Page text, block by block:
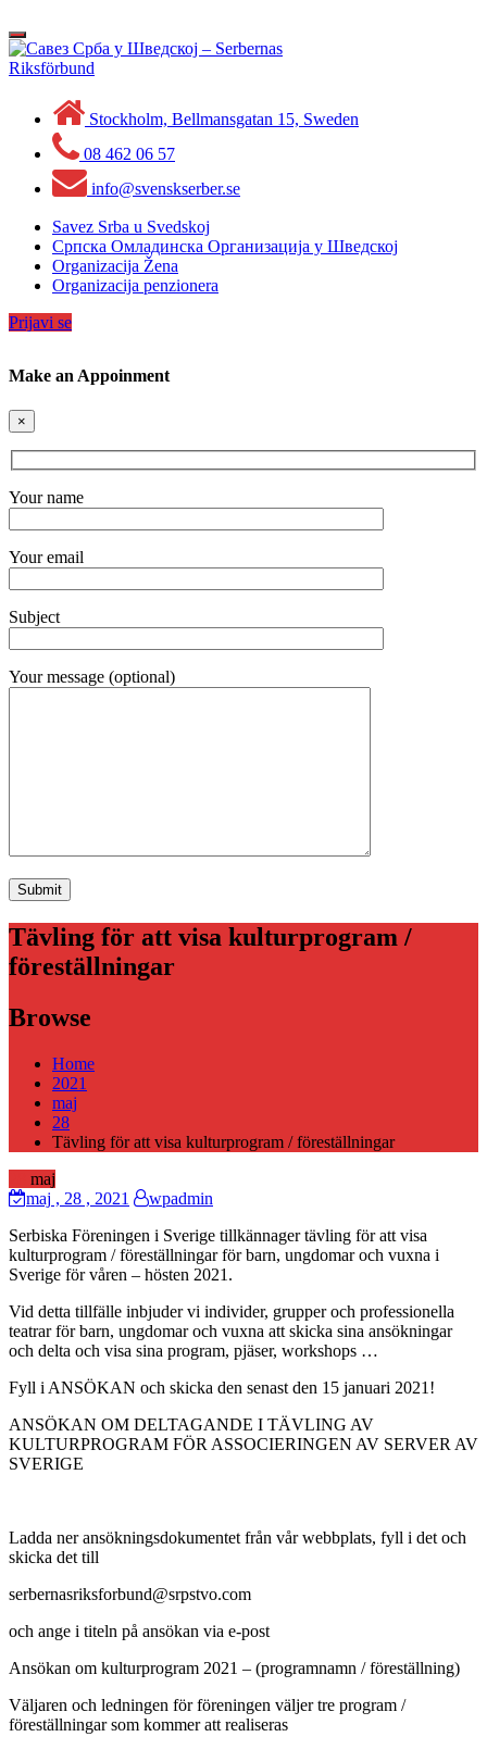
to
content
Toggle
navigation
Stockholm, Bellmansgatan 15, Sweden
08 462 06 57
info@svenskserber.se
Savez Srba u Svedskoj
Српска Омладинска Организација у Шведској
Organizacija Žena
Organizacija penzionera
Prijavi se
Make an Appoinment
×
Your name
Your email
Subject
Your message (optional)
Tävling för att visa kulturprogram /
föreställningar
Browse
Home
2021
maj
28
Tävling för att visa kulturprogram / föreställningar
maj
maj , 28 , 2021
wpadmin
Serbiska Föreningen i Sverige tillkännager tävling för att visa
kulturprogram / föreställningar för barn, ungdomar och vuxna i
Sverige för våren – hösten 2021.
Vid detta tillfälle inbjuder vi individer, grupper och professionella
teatrar för barn, ungdomar och vuxna att skicka sina ansökningar
och delta och visa sina program, pjäser, workshops …
Fyll i ANSÖKAN och skicka den senast den 15 januari 2021!
ANSÖKAN OM DELTAGANDE I TÄVLING AV
KULTURPROGRAM FÖR ASSOCIERINGEN AV SERVER AV
SVERIGE
Ladda ner ansökningsdokumentet från vår webbplats, fyll i det och
skicka det till
serbernasriksforbund@srpstvo.com
och ange i titeln på ansökan via e-post
Ansökan om kulturprogram 2021 – (programnamn / föreställning)
Väljaren och ledningen för föreningen väljer tre program /
föreställningar som kommer att realiseras